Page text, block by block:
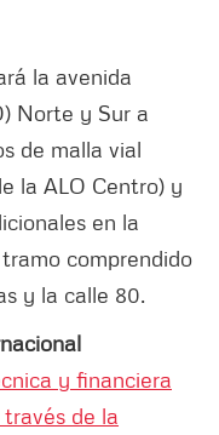
la avenida
Norte y Sur a
de malla vial
la ALO Centro) y
en la
comprendido
y la calle 80.
y financiera
de la